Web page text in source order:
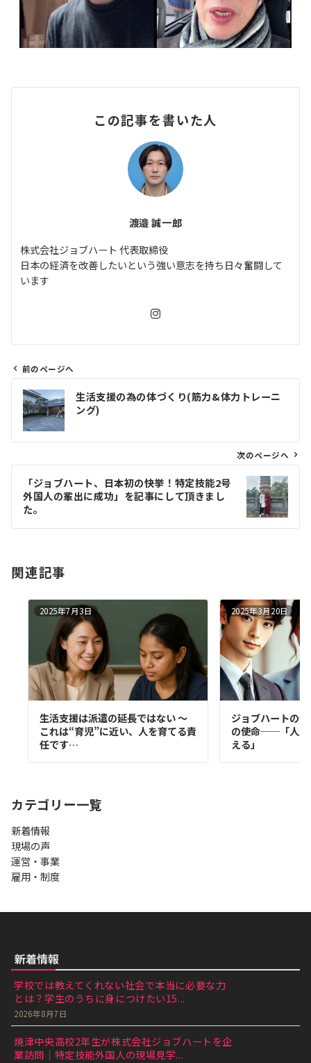
この記事を書いた人
渡邉 誠一郎
株式会社ジョブハート 代表取締役
日本の経済を改善したいという強い意志を持ち日々奮闘して
います
ビ
ン
前のページへ
生活支援の為の体づくり(筋力&体力トレーニ
ング)
次のページへ
「ジョブハート、日本初の快挙！特定技能2号
外国人の輩出に成功」を記事にして頂きまし
た。
関連記事
2025年7月3日
生活支援は派遣の延長ではない 〜
これは“育児”に近い、人を育てる責
任です…
2025年3月20日
ジョブハートの
の使命──「人財
える」
カテゴリー一覧
新着情報
現場の声
運営・事業
雇用・制度
新着情報
学校では教えてくれない社会で本当に必要な力
とは？学生のうちに身につけたい15...
2026年8月7日
焼津中央高校2年生が株式会社ジョブハートを企
業訪問｜特定技能外国人の現場見学...